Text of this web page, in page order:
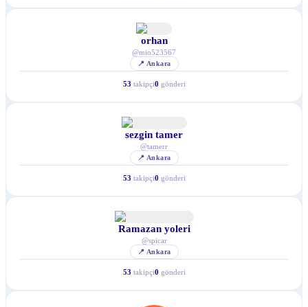
orhan
@mio523567
📍 Ankara
53 takipçi0 gönderi
sezgin tamer
@tamerr
📍 Ankara
53 takipçi0 gönderi
Ramazan yoleri
@spicar
📍 Ankara
53 takipçi0 gönderi